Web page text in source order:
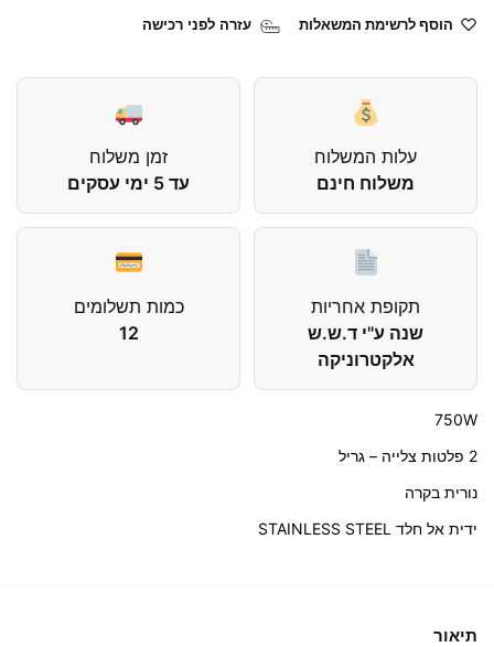
הוסף לרשימת המשאלות עזרה לפני רכישה
עלות המשלוח
משלוח חינם
זמן משלוח
עד 5 ימי עסקים
תקופת אחריות
שנה ע"י ד.ש.ש
אלקטרוניקה
כמות תשלומים
12
750W
2 פלטות צלייה – גריל
נורית בקרה
ידית אל חלד STAINLESS STEEL
תיאור